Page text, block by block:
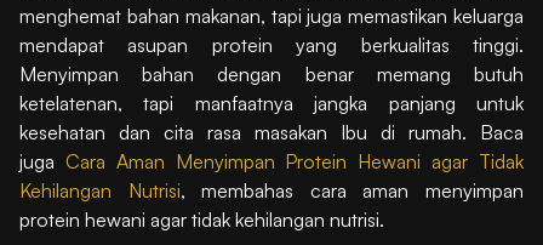
menghemat bahan makanan, tapi juga memastikan keluarga
mendapat asupan protein yang berkualitas tinggi.
Menyimpan bahan dengan benar memang butuh
ketelatenan, tapi manfaatnya jangka panjang untuk
kesehatan dan cita rasa masakan Ibu di rumah. Baca
juga Cara Aman Menyimpan Protein Hewani agar Tidak
Kehilangan Nutrisi, membahas cara aman menyimpan
protein hewani agar tidak kehilangan nutrisi.